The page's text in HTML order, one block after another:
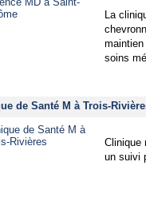
La
soins
de Santé M à Trois-
Clinique
un suivi